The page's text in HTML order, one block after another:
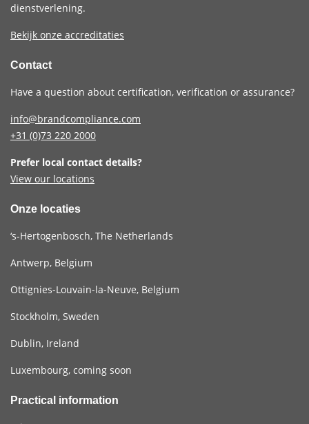
dienstverlening.
Bekijk onze accreditaties
Contact
Have a question about certification, verification or assurance?
info@brandcompliance.com
+31 (0)73 220 2000
Prefer local contact details?
View our locations
Onze locaties
‘s-Hertogenbosch, The Netherlands
Antwerp, Belgium
Ottignies-Louvain-la-Neuve, Belgium
Stockholm, Sweden
Dublin, Ireland
Luxembourg, coming soon
Practical information